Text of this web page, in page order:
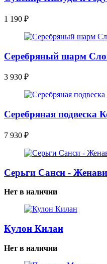
1 190 ₽
Серебряный шарм
3 930 ₽
Серебряная подвеска
7 930 ₽
Серьги Санси - Женави
Нет в наличии
Кулон Килан
Нет в наличии